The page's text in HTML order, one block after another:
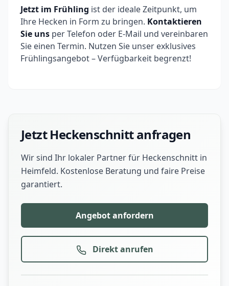
Jetzt im Frühling ist der ideale Zeitpunkt, um
Ihre Hecken in Form zu bringen. Kontaktieren
Sie uns per Telefon oder E-Mail und vereinbaren
Sie einen Termin. Nutzen Sie unser exklusives
Frühlingsangebot – Verfügbarkeit begrenzt!
Jetzt Heckenschnitt anfragen
Wir sind Ihr lokaler Partner für Heckenschnitt in
Heimfeld. Kostenlose Beratung und faire Preise
garantiert.
Angebot anfordern
Direkt anrufen